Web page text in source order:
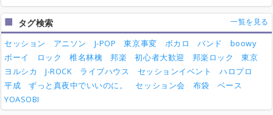
タグ検索 一覧を見る
セッション アニソン J-POP 東京事変 ボカロ バンド
boowy
ボーイ
ロック 椎名林檎 邦楽 初心者大歓迎 邦楽ロック
東京
ヨルシカ
J-ROCK ライブハウス セッションイベント
ハロプロ
平成
ずっと真夜中でいいのに。 セッション会 布袋
ベース
YOASOBI